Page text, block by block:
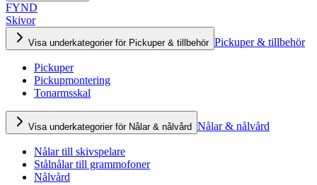
FYND
Skivor
Visa underkategorier för Pickuper & tillbehör Pickuper & tillbehör
Pickuper
Pickupmontering
Tonarmsskal
Visa underkategorier för Nålar & nålvård Nålar & nålvård
Nålar till skivspelare
Stålnålar till grammofoner
Nålvård